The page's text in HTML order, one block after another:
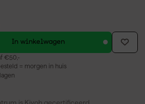
In winkelwagen
€50,-
= morgen in huis